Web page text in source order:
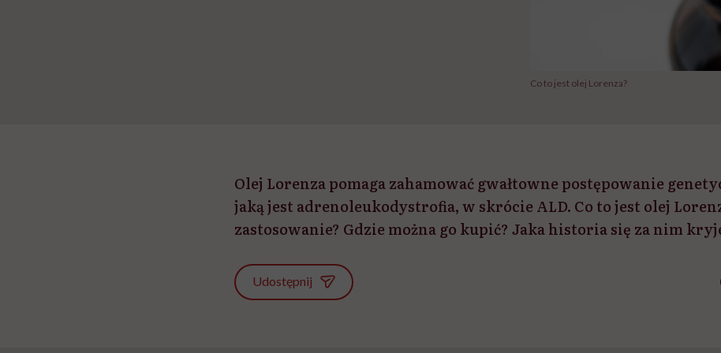
Co to jest olej Lorenza?
Olej Lorenza pomaga zahamować gwałtowne postępowanie
jaką jest adrenoleukodystrofia, w skrócie ALD. Co to jest olej
zastosowanie? Gdzie można go kupić? Jaka historia się za nim
Udostępnij